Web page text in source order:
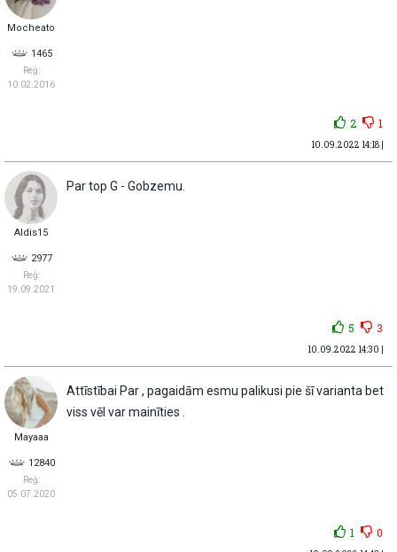
Mocheato
1465
Reģ:
10.02.2016
2 1
10.09.2022 14:18 |
Aldis15
2977
Reģ:
19.09.2021
Par top G - Gobzemu.
5 3
10.09.2022 14:30 |
Mayaaa
12840
Reģ:
05.07.2020
Attīstībai Par , pagaidām esmu palikusi pie šī varianta bet
viss vēl var mainīties .
1 0